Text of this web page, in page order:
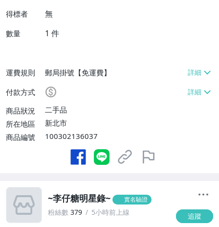
得標者 無
數量 1 件
運費規則
郵局掛號【免運費】
付款方式
商品狀況
二手品
所在地區
新北市
商品編號
100302136037
~李仔糖明星錄~ 實名驗證
粉絲數 379 5小時前上線 追蹤